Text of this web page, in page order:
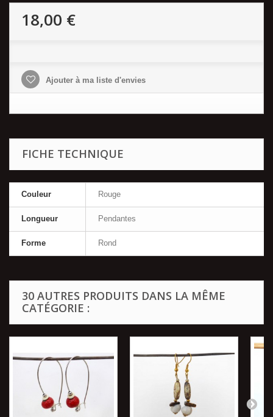
18,00 €
Ajouter à ma liste d'envies
FICHE TECHNIQUE
Couleur Rouge
Longueur Pendantes
Forme Rond
30 AUTRES PRODUITS DANS LA MÊME
CATÉGORIE :